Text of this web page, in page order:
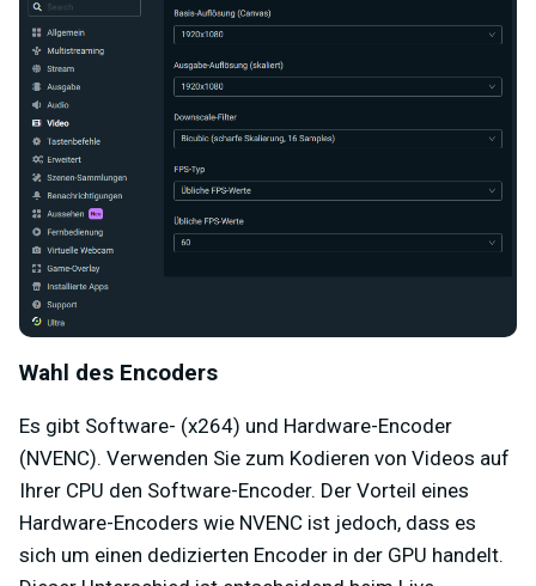
Wahl des Encoders
Es gibt Software- (x264) und Hardware-Encoder
(NVENC). Verwenden Sie zum Kodieren von Videos auf
Ihrer CPU den Software-Encoder. Der Vorteil eines
Hardware-Encoders wie NVENC ist jedoch, dass es
sich um einen dedizierten Encoder in der GPU handelt.